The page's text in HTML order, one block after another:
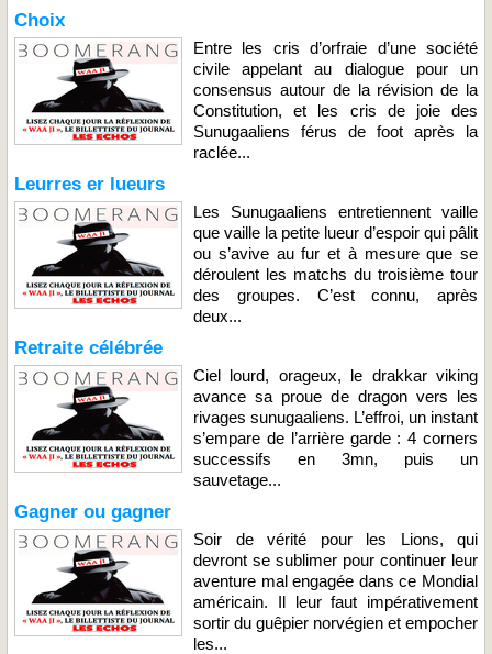
Choix
Entre les cris d’orfraie d’une société
civile appelant au dialogue pour un
consensus autour de la révision de la
Constitution, et les cris de joie des
Sunugaaliens férus de foot après la
raclée...
Leurres er lueurs
Les Sunugaaliens entretiennent vaille
que vaille la petite lueur d’espoir qui pâlit
ou s’avive au fur et à mesure que se
déroulent les matchs du troisième tour
des groupes. C’est connu, après
deux...
Retraite célébrée
Ciel lourd, orageux, le drakkar viking
avance sa proue de dragon vers les
rivages sunugaaliens. L’effroi, un instant
s’empare de l’arrière garde : 4 corners
successifs en 3mn, puis un
sauvetage...
Gagner ou gagner
Soir de vérité pour les Lions, qui
devront se sublimer pour continuer leur
aventure mal engagée dans ce Mondial
américain. Il leur faut impérativement
sortir du guêpier norvégien et empocher
les...